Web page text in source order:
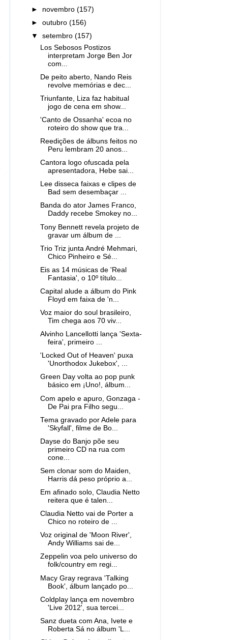
► novembro(157)
►outubro(156)
▼setembro(157)
Los Sebosos Postizos
interpretam Jorge Ben Jor
com...
De peito aberto, Nando Reis
revolve memórias e dec...
Triunfante, Liza faz habitual
jogo de cena em show...
'Canto de Ossanha' ecoa no
roteiro do show que tra...
Reedições de álbuns feitos no
Peru lembram 20 anos...
Cantora logo ofuscada pela
apresentadora, Hebe sai...
Lee disseca faixas e clipes de
Bad sem desembaçar ...
Banda do ator James Franco,
Daddy recebe Smokey no...
Tony Bennett revela projeto de
gravar um álbum de ...
Trio Triz junta André Mehmari,
Chico Pinheiro e Sé...
Eis as 14 músicas de 'Real
Fantasia', o 10º título...
Capital alude a álbum do Pink
Floyd em faixa de 'n...
Voz maior do soul brasileiro,
Tim chega aos 70 viv...
Alvinho Lancellotti lança 'Sexta-
feira', primeiro ...
'Locked Out of Heaven' puxa
'Unorthodox Jukebox', ...
Green Day volta ao pop punk
básico em ¡Uno!, álbum...
Com apelo e apuro, Gonzaga -
De Pai pra Filho segu...
Tema gravado por Adele para
'Skyfall', filme de Bo...
Dayse do Banjo põe seu
primeiro CD na rua com
cone...
Sem clonar som do Maiden,
Harris dá peso próprio a...
Em afinado solo, Claudia Netto
reitera que é talen...
Claudia Netto vai de Porter a
Chico no roteiro de ...
Voz original de 'Moon River',
Andy Williams sai de...
Zeppelin voa pelo universo do
folk/country em regi...
Macy Gray regrava 'Talking
Book', álbum lançado po...
Coldplay lança em novembro
'Live 2012', sua tercei...
Sanz dueta com Ana, Ivete e
Roberta Sá no álbum 'L...